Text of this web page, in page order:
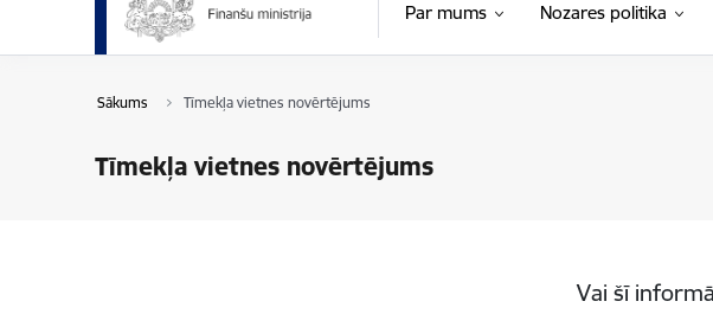
Par mums Nozares politika
Sākums Tīmekļa vietnes novērtējums
Tīmekļa vietnes novērtējums
Vai šī